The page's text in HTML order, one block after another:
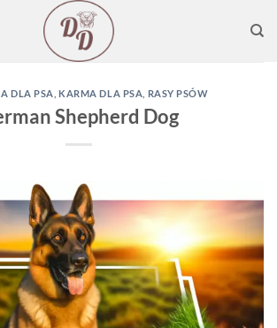
DLA PSA KARMA DLA PSA RASY PSÓW
Shepherd Dog